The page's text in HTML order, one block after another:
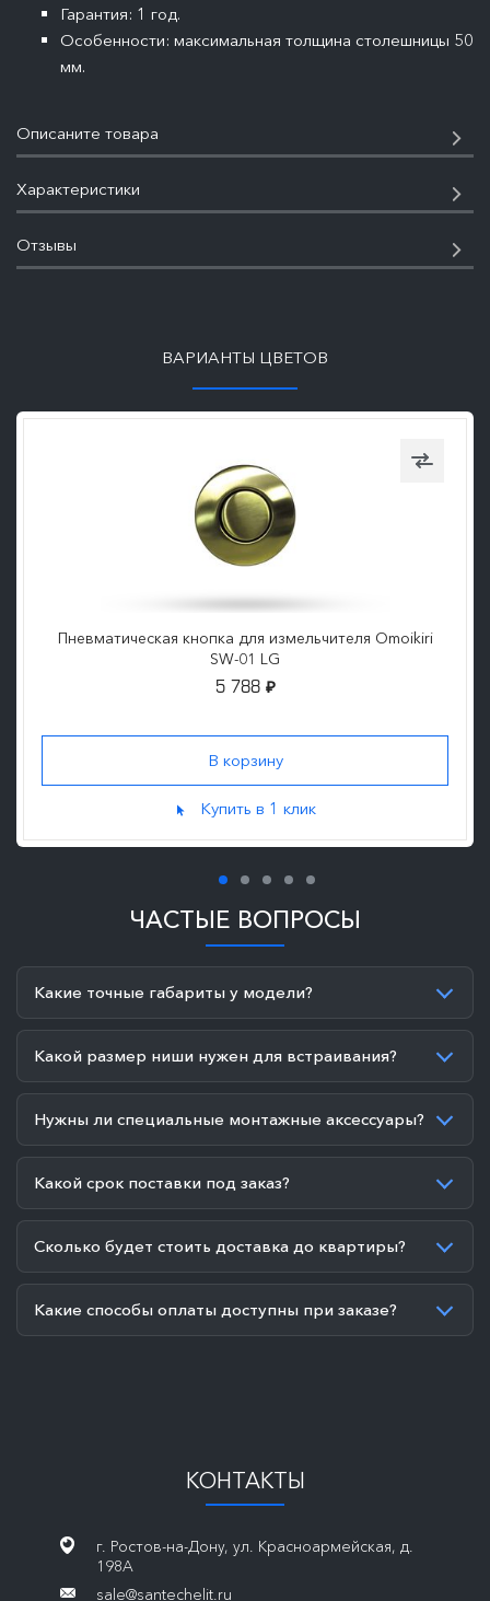
Гарантия: 1 год.
Особенности: максимальная толщина столешницы 50
мм.
Описаните товара
Характеристики
Отзывы
ВАРИАНТЫ ЦВЕТОВ
Пневматическая кнопка для измельчителя Omoikiri
SW-01 LG
5 788 ₽
Купить в 1 клик
ЧАСТЫЕ ВОПРОСЫ
Какие точные габариты у модели?
Какой размер ниши нужен для встраивания?
Нужны ли специальные монтажные аксессуары?
Какой срок поставки под заказ?
Сколько будет стоить доставка до квартиры?
Какие способы оплаты доступны при заказе?
КОНТАКТЫ
г. Ростов-на-Дону, ул. Красноармейская, д.
198А
sale@santechelit.ru